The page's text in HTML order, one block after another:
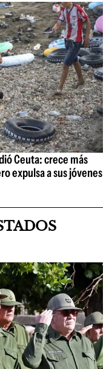
Ceuta: crece más
expulsa a sus jóvenes